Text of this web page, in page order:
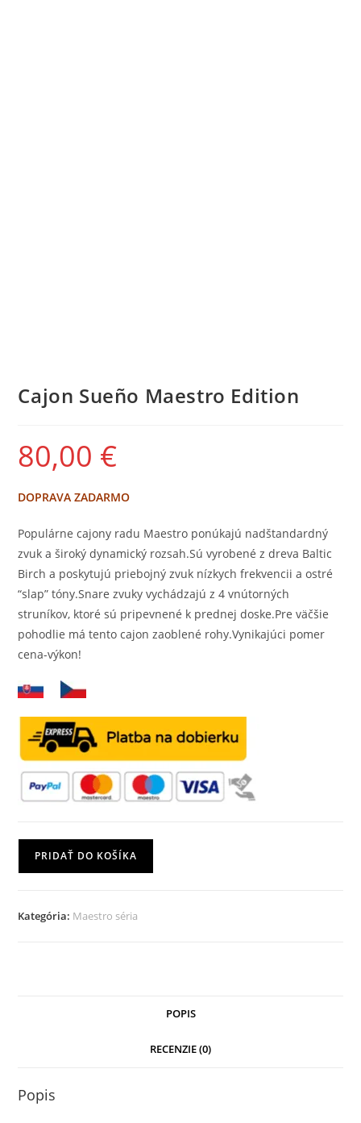
Cajon Sueño Maestro Edition
80,00 €
DOPRAVA ZADARMO
Populárne cajony radu Maestro ponúkajú nadštandardný
zvuk a široký dynamický rozsah.Sú vyrobené z dreva Baltic
Birch a poskytujú priebojný zvuk nízkych frekvencii a ostré
“slap” tóny.Snare zvuky vychádzajú z 4 vnútorných
struníkov, ktoré sú pripevnené k prednej doske.Pre väčšie
pohodlie má tento cajon zaoblené rohy.Vynikajúci pomer
cena-výkon!
množstvo
Maestro
PRIDAŤ DO KOŠÍKA
Kategória: Maestro séria
POPIS
RECENZIE (0)
Popis